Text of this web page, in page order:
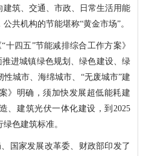
筑、交通、市政、日常生活用能
共机构的节能堪称“黄金市场”。
四五”节能减排综合工作方案》
进城镇绿色规划、绿色建设、绿
城市、海绵城市、“无废城市”建
》明确，须加快发展超低能耗建
、建筑光伏一体化建设，到2025
色建筑标准。
家发展改革委、财政部印发了